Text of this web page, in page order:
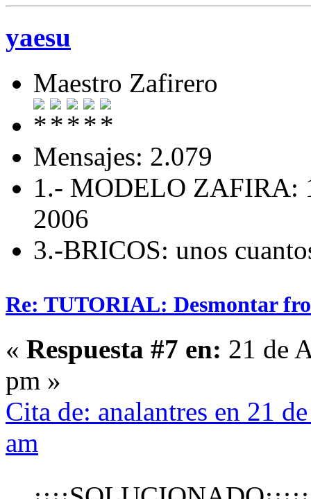
yaesu
Maestro Zafirero
Mensajes: 2.079
1.- MODELO ZAFIRA:
2006
3.-BRICOS: unos
Re: TUTORIAL: Desmontar
« Respuesta #7 en: 21 de
pm »
Cita de: analantres en 21
am